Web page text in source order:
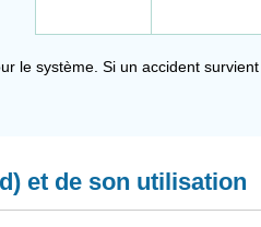
le système. Si un accident
et de son utilisation